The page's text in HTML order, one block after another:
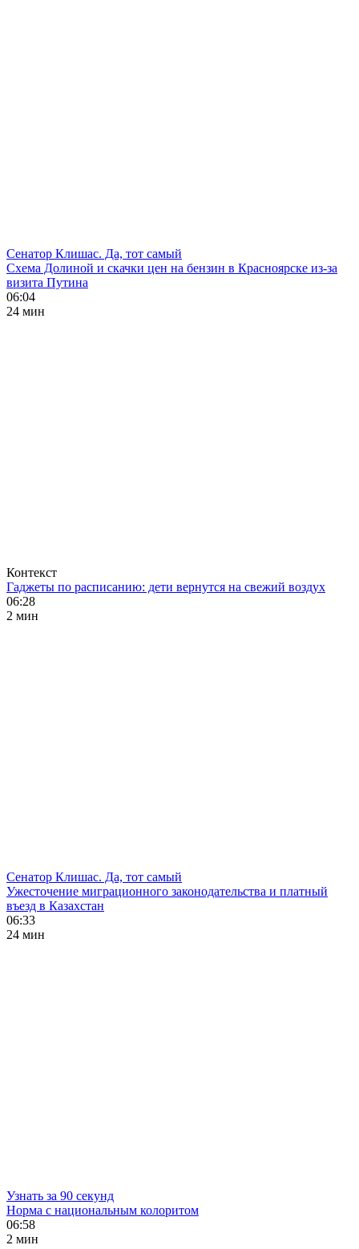
Сенатор Клишас. Да, тот самый
Схема Долиной и скачки цен на бензин в Красноярске из-за
визита Путина
06:04
24 мин
Контекст
Гаджеты по расписанию: дети вернутся на свежий воздух
06:28
2 мин
Сенатор Клишас. Да, тот самый
Ужесточение миграционного законодательства и платный
въезд в Казахстан
06:33
24 мин
Узнать за 90 секунд
Норма с национальным колоритом
06:58
2 мин